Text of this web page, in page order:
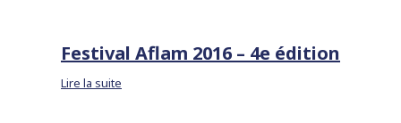
Festival Aflam 2016 – 4e édition
Lire la suite